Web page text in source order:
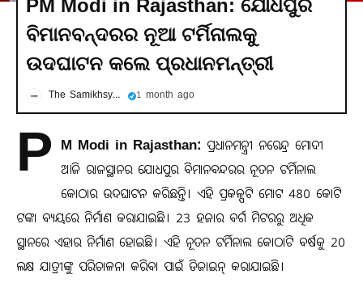
PM Modi in Rajasthan: ଯୋଧପୁର
ବିମାନବନ୍ଦରର ନୂଆ ଟର୍ମିନାଲକୁ
ଉଦଘାଟନ କଲେ ପ୍ରଧାନମନ୍ତ୍ରୀ
The Samikhsya Odia 1 month ago
P M Modi in Rajasthan: ପ୍ରଧାନମନ୍ତ୍ରୀ ନରେନ୍ଦ୍ର ମୋଦୀ
ଆଜି ରାଜସ୍ଥାନର ଯୋଧପୁର ବିମାନବନ୍ଦରର ନୂତନ ଟର୍ମିନାଲ
କୋଠାର ଉଦଘାଟନ କରିଛନ୍ତି। ଏହି ପ୍ରକଳ୍ପଟି ମୋଟ 480 କୋଟି
ଟଙ୍କା ବ୍ୟୟରେ ନିର୍ମାଣ କରାଯାଇଛି। 23 ହଜାର ବର୍ଗ ମିଟରରୁ ଅଧିକ
ସ୍ଥାନରେ ଏହାର ନିର୍ମାଣ ହୋଇଛି। ଏହି ନୂତନ ଟର୍ମିନାଲ କୋଠାଟି ବର୍ଷକୁ 20
ଲକ୍ଷ ଯାତ୍ରୀଙ୍କୁ ପରିଚାଳନା କରିବା ପାଇଁ ଡିଜାଇନ୍ କରାଯାଇଛି।